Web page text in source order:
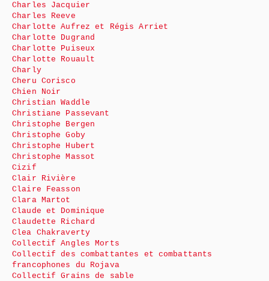
Charles Jacquier
Charles Reeve
Charlotte Aufrez et Régis Arriet
Charlotte Dugrand
Charlotte Puiseux
Charlotte Rouault
Charly
Cheru Corisco
Chien Noir
Christian Waddle
Christiane Passevant
Christophe Bergen
Christophe Goby
Christophe Hubert
Christophe Massot
Cizif
Clair Rivière
Claire Feasson
Clara Martot
Claude et Dominique
Claudette Richard
Clea Chakraverty
Collectif Angles Morts
Collectif des combattantes et combattants
francophones du Rojava
Collectif Grains de sable